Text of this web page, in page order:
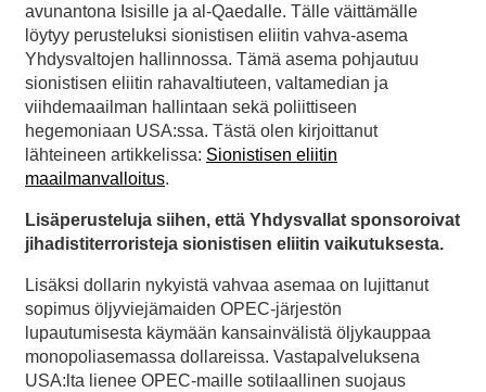
avunantona Isisille ja al-Qaedalle. Tälle väittämälle
löytyy perusteluksi sionistisen eliitin vahva-asema
Yhdysvaltojen hallinnossa. Tämä asema pohjautuu
sionistisen eliitin rahavaltiuteen, valtamedian ja
viihdemaailman hallintaan sekä poliittiseen
hegemoniaan USA:ssa. Tästä olen kirjoittanut
lähteineen artikkelissa: Sionistisen eliitin
maailmanvalloitus.
Lisäperusteluja siihen, että Yhdysvallat sponsoroivat
jihadistiterroristeja sionistisen eliitin vaikutuksesta.
Lisäksi dollarin nykyistä vahvaa asemaa on lujittanut
sopimus öljyviejämaiden OPEC-järjestön
lupautumisesta käymään kansainvälistä öljykauppaa
monopoliasemassa dollareissa. Vastapalveluksena
USA:lta lienee OPEC-maille sotilaallinen suojaus